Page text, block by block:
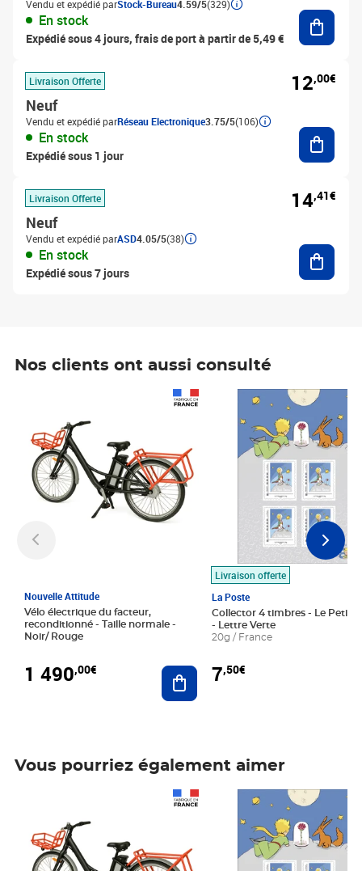
Vendu et expédié parStock-Bureau4.59/5(329)
En stock
Expédié sous 4 jours, frais de port à partir de 5,49 €
Livraison Offerte
Neuf
Vendu et expédié parRéseau Electronique3.75/5(106)
En stock
Expédié sous 1 jour
12,00€
Livraison Offerte
Neuf
Vendu et expédié parASD4.05/5(38)
En stock
Expédié sous 7 jours
14,41€
Nos clients ont aussi consulté
Nouvelle Attitude
Vélo électrique du facteur,
reconditionné - Taille normale -
Noir/ Rouge
1 490,00€ Ajouter au panier
Livraison offerte
La Poste
Collector 4 timbres - Le Petit
- Lettre Verte
20g / France
7,50€
Prix 7,50€
Vous pourriez également aimer
Prix 7,50€